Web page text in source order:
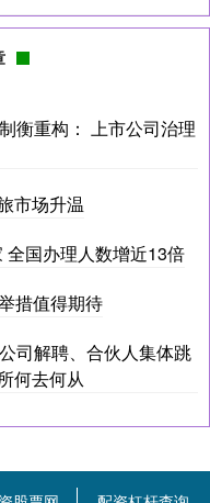
衡重构： 上市公司治理
市场升温
国办理人数增近13倍
措值得期待
司解聘、合伙人集体跳
何去何从